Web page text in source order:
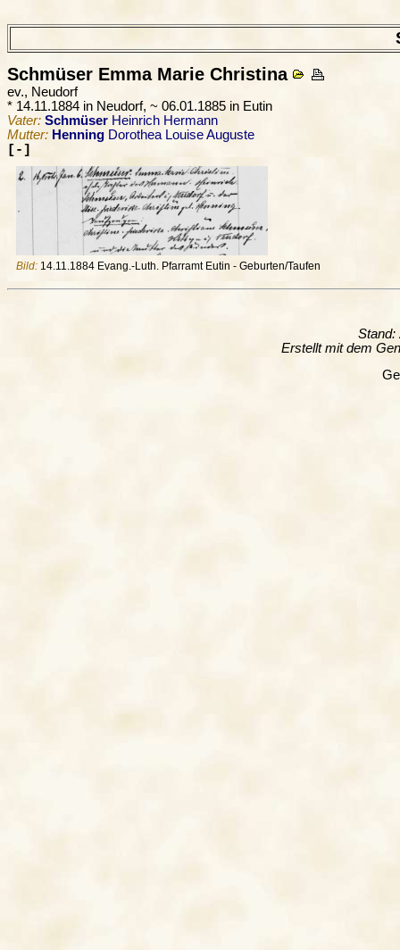
Schmüser Emma Marie Christina
ev., Neudorf
* 14.11.1884 in Neudorf, ~ 06.01.1885 in Eutin
Vater: Schmüser Heinrich Hermann
Mutter: Henning Dorothea Louise Auguste
[-]
Bild: 14.11.1884 Evang.-Luth. Pfarramt Eutin - Geburten/Taufen
Stand:
Erstellt mit dem